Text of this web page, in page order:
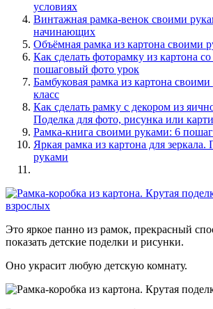
условиях
Винтажная рамка-венок своими
начинающих
Объёмная рамка из картона своими
Как сделать фоторамку из картона
пошаговый фото урок
Бамбуковая рамка из картона
класс
Как сделать рамку с декором из
Поделка для фото, рисунка или
Рамка-книга своими руками: 6
Яркая рамка из картона для
руками
Это яркое панно из рамок, прекрасный
показать детские поделки и рисунки.
Оно украсит любую детскую комнату.